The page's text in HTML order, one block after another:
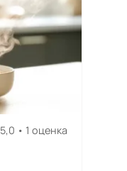
5,0 • 1 оценка